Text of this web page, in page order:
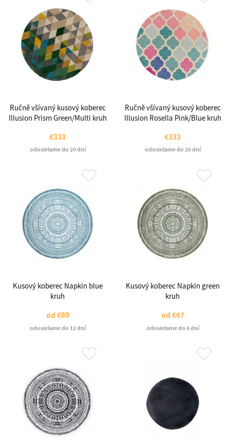
Ručně všívaný kusový koberec
Illusion Prism Green/Multi kruh
€333
odosielame do 20 dní
Ručně všívaný kusový koberec
Illusion Rosella Pink/Blue kruh
€333
odosielame do 20 dní
Kusový koberec Napkin blue
kruh
od€89
odosielame do 12 dní
Kusový koberec Napkin green
kruh
od€67
odosielame do 6 dní